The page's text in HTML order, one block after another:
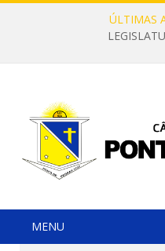
ÚLTIMAS
MENU